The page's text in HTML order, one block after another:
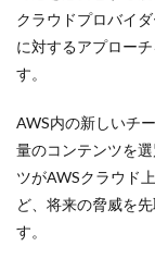
クラウドプロバイ
に対するアプロー
す。
AWS内の新しいチ
量のコンテンツを
ツがAWSクラウド
ど、将来の脅威を
す。